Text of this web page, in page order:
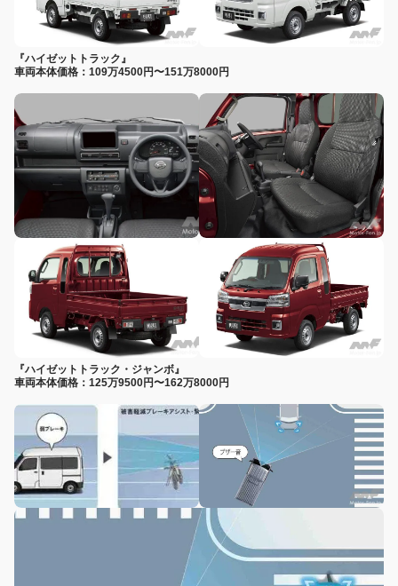
『ハイゼットトラック』
車両本体価格：109万4500円〜151万8000円
『ハイゼットトラック・ジャンボ』
車両本体価格：125万9500円〜162万8000円